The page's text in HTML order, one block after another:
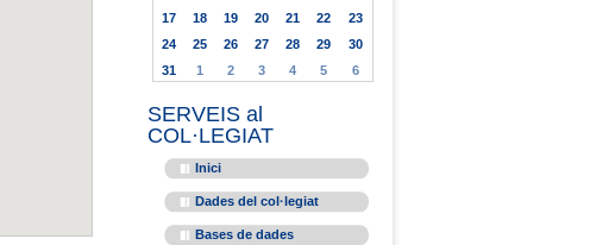
17
18 19 20 21 22
23
24
25 26 27 28 29
30
31
1 2 3 4 5 6
SERVEIS al
COL·LEGIAT
Inici
Dades del col·legiat
Bases de dades